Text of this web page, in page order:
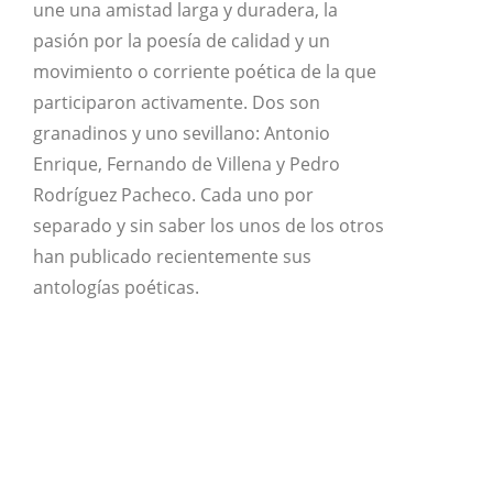
une una amistad larga y duradera, la
pasión por la poesía de calidad y un
movimiento o corriente poética de la que
participaron activamente. Dos son
granadinos y uno sevillano: Antonio
Enrique, Fernando de Villena y Pedro
Rodríguez Pacheco. Cada uno por
separado y sin saber los unos de los otros
han publicado recientemente sus
antologías poéticas.